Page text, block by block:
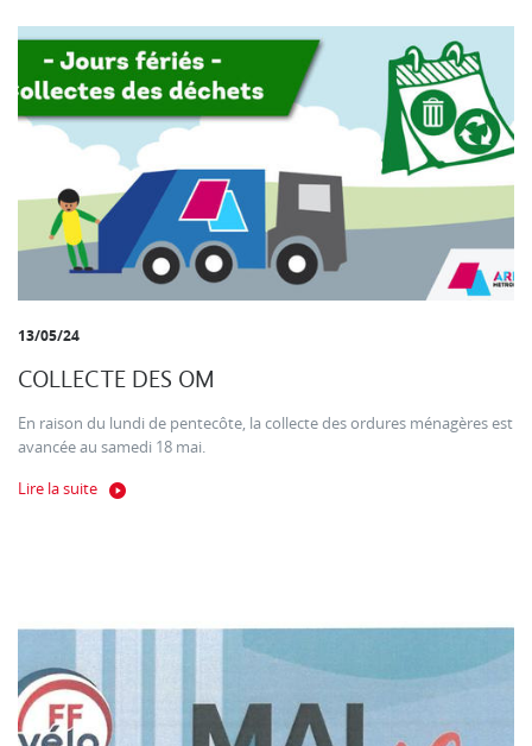
13/05/24
COLLECTE DES OM
En raison du lundi de pentecôte, la collecte des ordures ménagères est
avancée au samedi 18 mai.
Lire la suite